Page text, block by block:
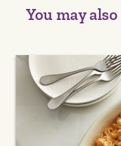
You may